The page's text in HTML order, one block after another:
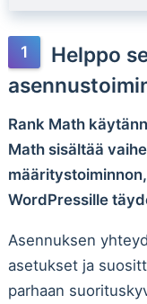
Helppo
Rank Math
Math sisältää
WordPressille
Asennuksen
asetukset ja
parhaan